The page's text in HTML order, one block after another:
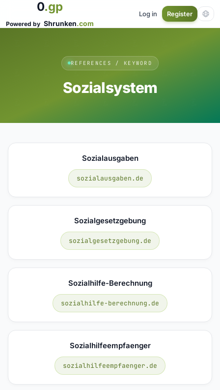
0.gp
Powered by Shrunken.com
Log in Register
REFERENCES / KEYWORD
Sozialsystem
Sozialausgaben
sozialausgaben.de
Sozialgesetzgebung
sozialgesetzgebung.de
Sozialhilfe-Berechnung
sozialhilfe-berechnung.de
Sozialhilfeempfaenger
sozialhilfeempfaenger.de